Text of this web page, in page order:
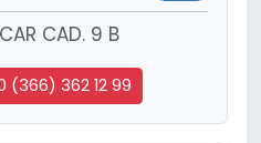
CAD. 9 B
(366) 362 12 99